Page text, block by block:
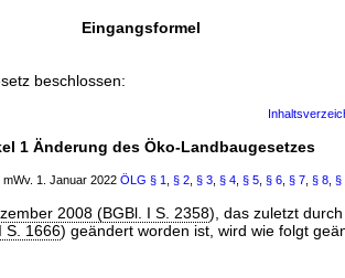
Eingangsformel
beschlossen:
1 Änderung des Öko-Landbaugesetzes
mWv. 1. Januar 2022 ÖLG § 1 § 2 § 3 § 4 § 5 § 6 § 7 § 8 §
2008 (BGBl. I S. 2358), das zuletzt durch
S. 1666) geändert worden ist, wird wie folgt